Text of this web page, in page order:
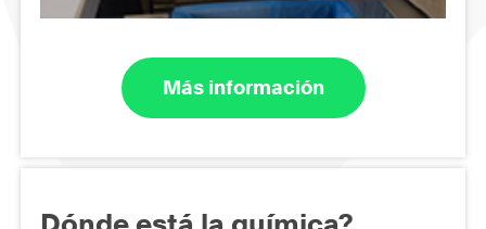
Más información